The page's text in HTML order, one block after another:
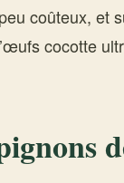
coûteux, et
cocotte